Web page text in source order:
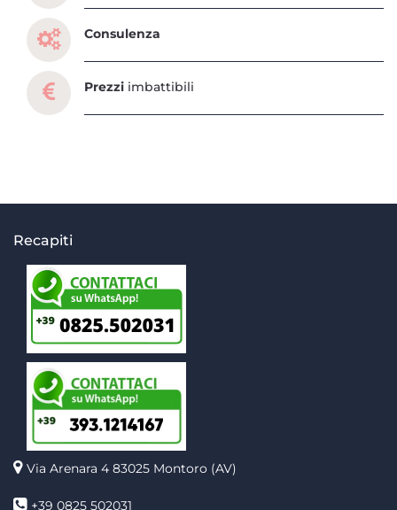
Consulenza
Prezzi imbattibili
Recapiti
Via Arenara 4 83025 Montoro (AV)
+39 0825 502031